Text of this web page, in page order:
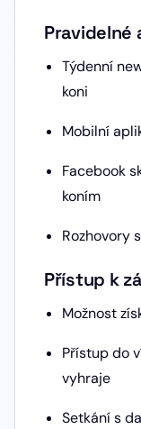
Pravidelné
Týdenní
koni
Mobilní
Facebook
koním
Rozhovory
Přístup k
Možnost
Přístup do
vyhraje
Setkání s